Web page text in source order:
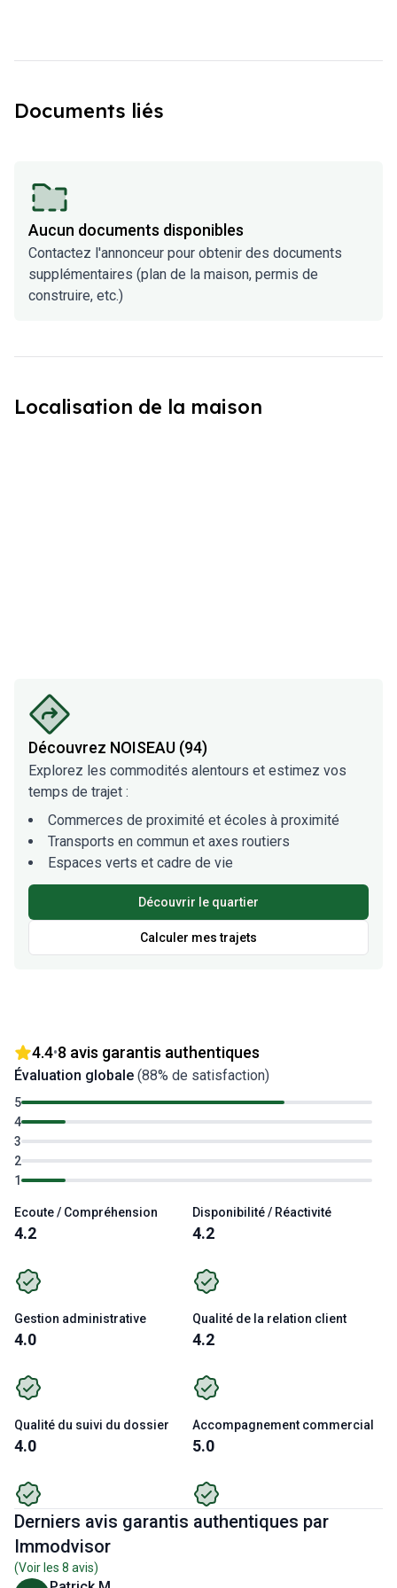
Documents liés
Aucun documents disponibles
Contactez l'annonceur pour obtenir des documents
supplémentaires (plan de la maison, permis de
construire, etc.)
Localisation de la maison
Découvrez NOISEAU (94)
Explorez les commodités alentours et estimez vos
temps de trajet :
Commerces de proximité et écoles à proximité
Transports en commun et axes routiers
Espaces verts et cadre de vie
Découvrir le quartier
Calculer mes trajets
4.4•8 avis garantis authentiques
Évaluation globale (88% de satisfaction)
5
4
3
2
1
Ecoute / Compréhension
4.2
Disponibilité / Réactivité
4.2
Gestion administrative
4.0
Qualité de la relation client
4.2
Qualité du suivi du dossier
4.0
Accompagnement commercial
5.0
Derniers avis garantis authentiques par
Immodvisor
(Voir les 8 avis)